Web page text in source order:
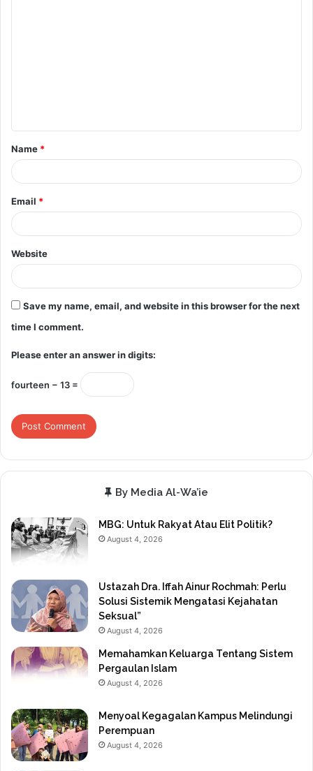
t
*
Name *
Email *
Website
Save my name, email, and website in this browser for the next
time I comment.
Please enter an answer in digits:
fourteen − 13 =
By Media Al-Wa’ie
MBG: Untuk Rakyat Atau Elit Politik?
August 4, 2026
Ustazah Dra. Iffah Ainur Rochmah: Perlu
Solusi Sistemik Mengatasi Kejahatan
Seksual”
August 4, 2026
Memahamkan Keluarga Tentang Sistem
Pergaulan Islam
August 4, 2026
Menyoal Kegagalan Kampus Melindungi
Perempuan
August 4, 2026